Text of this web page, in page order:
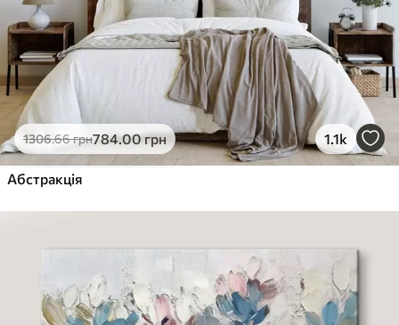
1306.66грн784.00грн 1.1k
Абстракція